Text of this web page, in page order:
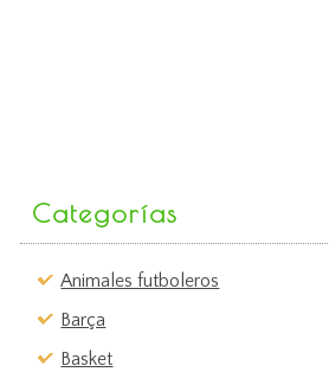
Categorías
Animales futboleros
Barça
Basket